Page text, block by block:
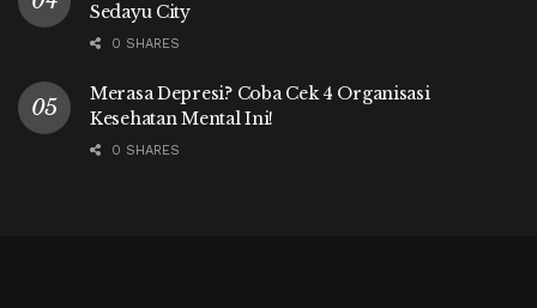
Sedayu City
0 SHARES
Merasa Depresi? Coba Cek 4 Organisasi
Kesehatan Mental Ini!
0 SHARES